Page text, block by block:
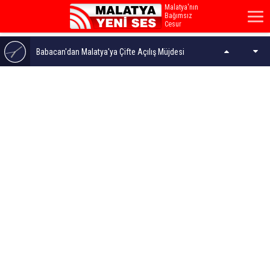
Malatya'nın
Bağımsız
Cesur
Sesi...
Babacan'dan Malatya'ya Çifte Açılış Müjdesi